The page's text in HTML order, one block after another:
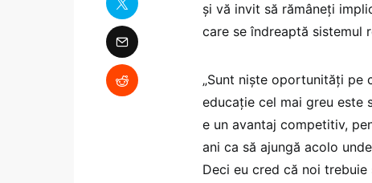
și vă invit să rămâneți
care se îndreaptă sistemul
„Sunt niște oportunități pe
educație cel mai greu este
e un avantaj competitiv,
ani ca să ajungă acolo
Deci eu cred că noi